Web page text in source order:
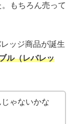
もちろん売って
ッジ商品が誕生
ル（レバレッ
ゃないかな